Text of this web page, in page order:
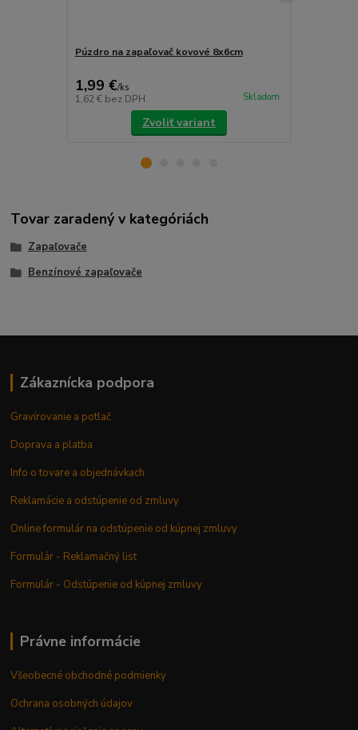
Púzdro na zapaľovač kovové 8x6cm
1,99 €/ks
1,62 € bez DPH Skladom
Zvoliť variant
Tovar zaradený v kategóriách
Zapaľovače
Benzínové zapaľovače
Zákaznícka podpora
Gravírovanie a potlač
Doprava a platba
Info o tovare a objednávkach
Reklamácie a odstúpenie od zmluvy
Online formulár na odstúpenie od kúpnej zmluvy
Formulár - Reklamačný list
Formulár - Odstúpenie od kúpnej zmluvy
Právne informácie
Všeobecné obchodné podmienky
Ochrana osobných údajov